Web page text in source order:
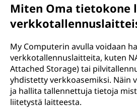
Miten Oma
My Computerin avulla voidaan
verkkotallennuslaitteita, kuten
Attached Storage) tai
yhdistetty verkkoasemiksi. Näin
ja hallita tallennettuja tietoja
liitetystä laitteesta.